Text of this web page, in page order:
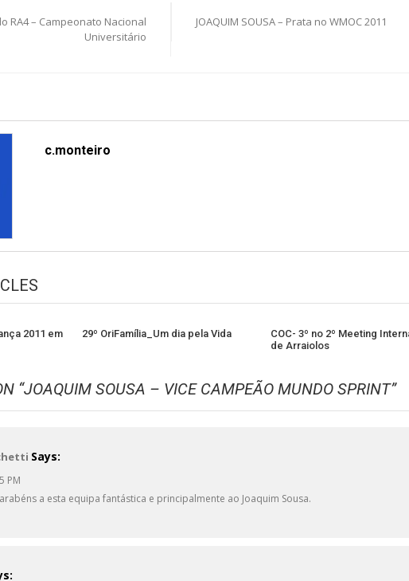
RA4 – Campeonato Nacional
Universitário
JOAQUIM SOUSA – Prata no WMOC 2011
c.monteiro
2011 em
29º OriFamília_Um dia pela Vida
COC- 3º no 2º Meeting
de Arraiolos
“JOAQUIM SOUSA – VICE CAMPEÃO MUNDO SPRINT”
Says:
PM
a esta equipa fantástica e principalmente ao Joaquim Sousa.